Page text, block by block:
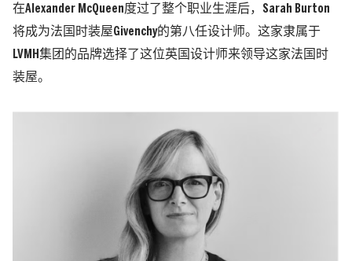
在Alexander McQueen度过了整个职业生涯后，Sarah Burton
将成为法国时装屋Givenchy的第八任设计师。 这家隶属于
LVMH集团的品牌选择了这位英国设计师来领导这家法国时
装屋。